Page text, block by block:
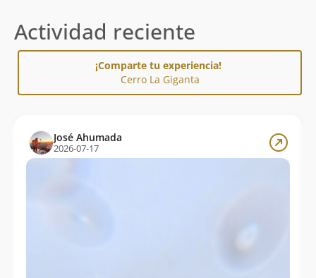
Actividad reciente
¡Comparte tu experiencia!
Cerro La Giganta
José Ahumada
2026-07-17